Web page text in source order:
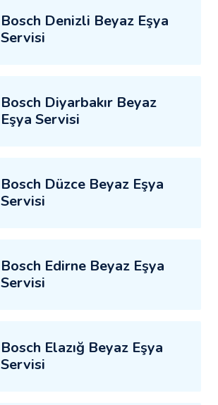
Bosch Denizli Beyaz Eşya
Servisi
Bosch Diyarbakır Beyaz
Eşya Servisi
Bosch Düzce Beyaz Eşya
Servisi
Bosch Edirne Beyaz Eşya
Servisi
Bosch Elazığ Beyaz Eşya
Servisi